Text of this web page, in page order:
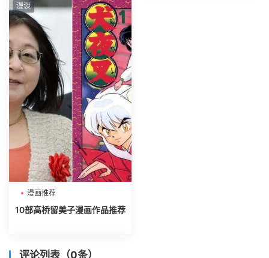
漫谈
漫画推荐
10部高桥留美子漫画作品推荐
评论列表（0条）